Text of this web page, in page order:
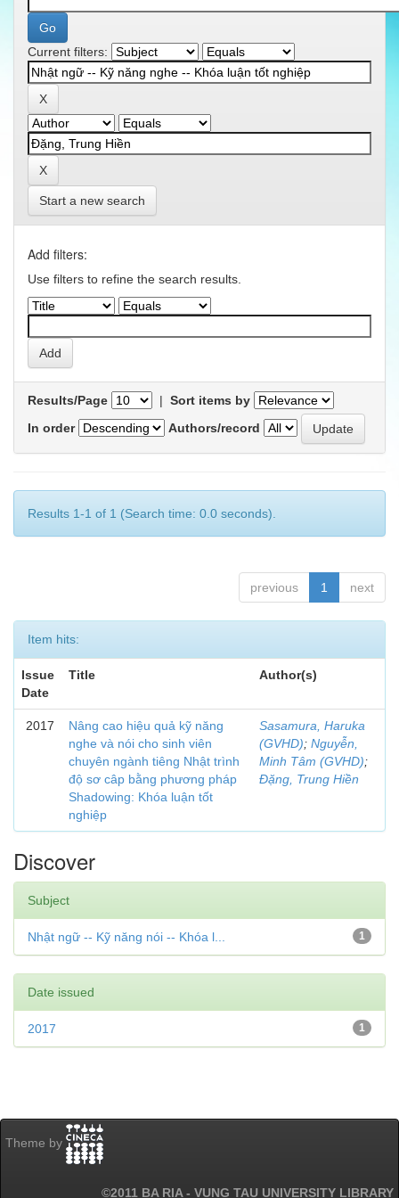
Current filters:
Start a new search
Add filters:
Use filters to refine the search results.
Results/Page | Sort items by
In order
Authors/record
Results 1-1 of 1 (Search time: 0.0 seconds).
previous 1 next
Item hits:
Issue
Date
Title Author(s)
2017
Nâng cao hiệu quả kỹ năng
nghe và nói cho sinh viên
chuyên ngành tiêng Nhật trình
độ sơ câp bằng phương pháp
Shadowing: Khóa luận tốt
nghiệp
Sasamura, Haruka
(GVHD); Nguyễn,
Minh Tâm (GVHD);
Đặng, Trung Hiền
Discover
Subject
1
Nhật ngữ -- Kỹ năng nói -- Khóa l...
Date issued
1
2017
Theme by
©2011 BA RIA - VUNG TAU UNIVERSITY LIBRARY